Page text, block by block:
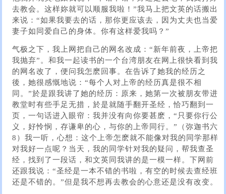
去教会。这样妳就可以顺服我啦！”我马上把文英的话搬出
来说：“如果我要去的话，那你更应该去，因为丈夫也当爱
妻子如同爱自己的身体。你有这样爱我吗？”
气极之下，我上网把自己的网名改成：“新年前夜，上帝把
我抛弃”。和我一起读书的一个台湾朋友在网上很快看到我
的网名改了，便问我怎麽回事。在告诉了她我的经历之
後，她很感慨地说：“每个人对上帝的经历真是很不相
同。”於是跟我讲了她的经历：原来，她第一次被朋友带进
教堂时有些手足无措，於是就随手翻开圣经，恰巧翻到一
页，一句话进入眼帘：我并没有向你要甚麽，“只要你行公
义，好怜悯，存谦卑的心，与你的上帝同行。”（弥迦书六
8）我一听，心想：这个上帝怎麽就不能像对我的同学那样
对我好一点呢？当天，我的同学针对我的疑问，帮我查圣
经，找到了一段话，和文英同我讲的是一模一样。下网前
还跟我说：“圣经是一本不错的书啦，有空的时候去查经班
还是不错的。”但是我不想再去教会的心意还是没有改变。